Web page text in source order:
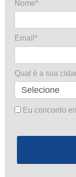
Nome*
Email*
Qual é a sua
Eu concordo